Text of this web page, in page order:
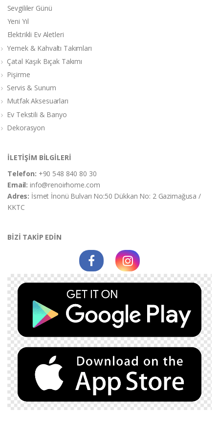
Sevgililer Günü
Yeni Yıl
Elektrikli Ev Aletleri
Yemek & Kahvaltı Takımları
Çatal Kaşık Bıçak Takımı
Pişirme
Servis & Sunum
Mutfak Aksesuarları
Ev Tekstili & Banyo
Dekorasyon
İLETİŞİM BİLGİLERİ
Telefon: +90 548 840 80 30
Email:info@renoirhome.com
Adres: İsmet İnonü Bulvarı No:50 Dükkan No: 2 Gazimağusa /
KKTC
BİZİ TAKİP EDİN